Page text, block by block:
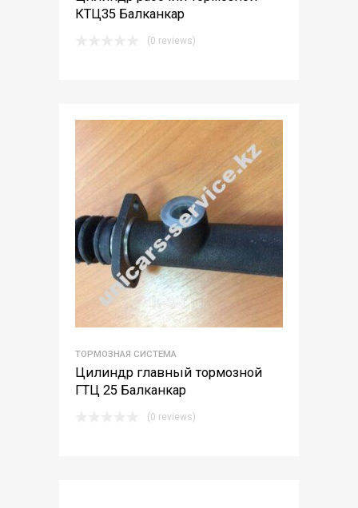
КТЦ35 Балканкар
(0 reviews)
ТОРМОЗНАЯ СИСТЕМА
Цилиндр главный тормозной
ГТЦ 25 Балканкар
(0 reviews)